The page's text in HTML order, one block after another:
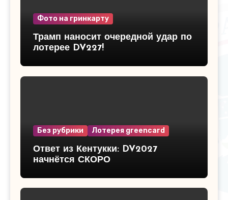
Фото на гринкарту
Трамп наносит очередной удар по
лотерее DV227!
Без рубрики Лотерея greencard
Ответ из Кентукки: DV2027
начнётся СКОРО